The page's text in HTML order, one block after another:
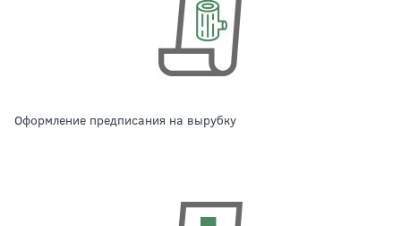
Оформление предписания на вырубку